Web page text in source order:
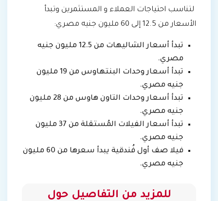
لتناسب احتياجات العملاء و المستثمرين وتبدأ
الأسعار من 12.5 إلى 60 مليون جنيه مصري:
تبدأ أسعار الشاليهات من 12.5 مليون جنيه
مصري.
تبدأ أسعار وحدات البنتهاوس من 19 مليون
جنيه مصري.
تبدأ أسعار وحدات التاون هاوس من 28 مليون
جنيه مصري.
تبدأ أسعار الفيلات المُستقلة من 37 مليون
جنيه مصري.
فيلا صف أول فُندقية يبدأ سعرها من 60 مليون
جنيه مصري.
للمزيد من التفاصيل حول